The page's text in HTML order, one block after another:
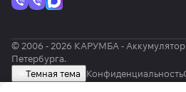
© 2006 - 2026 КАРУМБА -
Петербурга.
Темная тема
Конфиденциальность